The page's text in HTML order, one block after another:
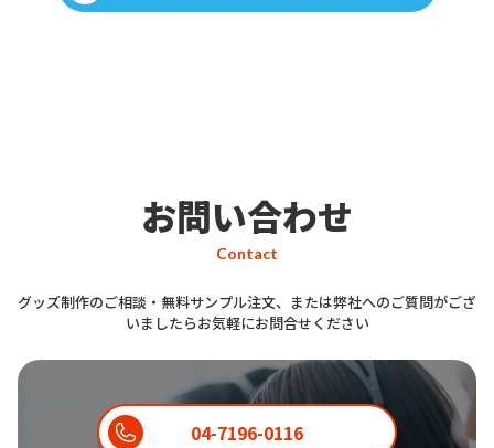
お問い合わせ
Contact
グッズ制作のご相談・無料サンプル注文、または弊社へのご質問がござ
いましたらお気軽にお問合せください
04-7196-0116